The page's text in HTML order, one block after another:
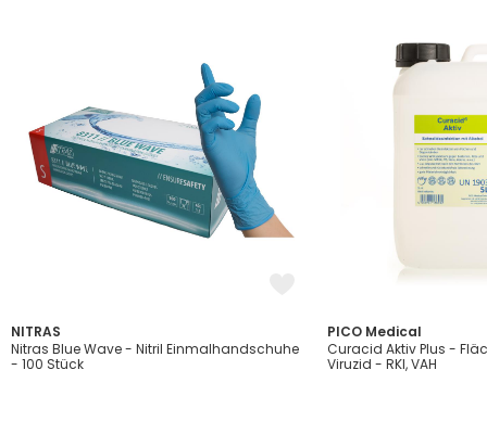
NITRAS
Nitras Blue Wave - Nitril Einmalhandschuhe
- 100 Stück
PICO Medical
Curacid Aktiv Plus -
Viruzid - RKI, VAH